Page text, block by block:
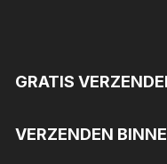
GRATIS
VERZENDEN